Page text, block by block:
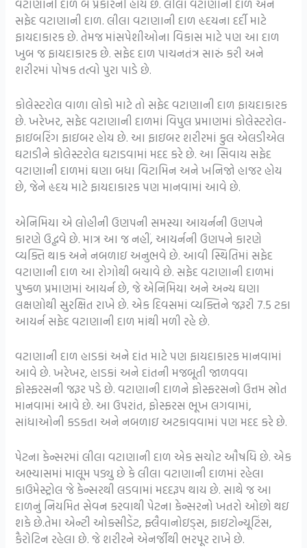
વટાણાની દાળ બે પ્રકારની હોય છે. લીલા વટાણાની દાળ અને
સફેદ વટાણાની દાળ. લીલા વટાણાની દાળ હૃદયના દર્દી માટે
ફાયદાકારક છે. તેમજ માંસપેશીઓના વિકાસ માટે પણ આ દાળ
ખુબ જ ફાયદાકારક છે. સફેદ દાળ પાચનતંત્ર સારું કરી અને
શરીરમાં પોષક તત્વો પુરા પાડે છે.
કોલેસ્ટરોલ વાળા લોકો માટે તો સફેદ વટાણાની દાળ ફાયદાકારક
છે. ખરેખર, સફેદ વટાણાની દાળમાં વિપુલ પ્રમાણમાં કોલેસ્ટરોલ-
ફાઇબરિંગ ફાઇબર હોય છે. આ ફાઇબર શરીરમાં કુલ એલડીએલ
ઘટાડીને કોલેસ્ટરોલ ઘટાડવામાં મદદ કરે છે. આ સિવાય સફેદ
વટાણાની દાળમાં ઘણા બધા વિટામિન અને ખનિજો હાજર હોય
છે, જેને હૃદય માટે ફાયદાકારક પણ માનવામાં આવે છે.
એનિમિયા એ લોહીની ઉણપની સમસ્યા આયર્નની ઉણપને
કારણે ઉદ્ભવે છે. માત્ર આ જ નહીં, આયર્નની ઉણપને કારણે
વ્યક્તિ થાક અને નબળાઇ અનુભવે છે. આવી સ્થિતિમાં સફેદ
વટાણાની દાળ આ રોગોથી બચાવે છે. સફેદ વટાણાની દાળમાં
પુષ્કળ પ્રમાણમાં આયર્ન છે, જે એનિમિયા અને અન્ય ઘણા
લક્ષણોથી સુરક્ષિત રાખે છે. એક દિવસમાં વ્યક્તિને જરૂરી 7.5 ટકા
આયર્ન સફેદ વટાણાની દાળ માંથી મળી રહે છે.
વટાણાની દાળ હાડકાં અને દાંત માટે પણ ફાયદાકારક માનવામાં
આવે છે. ખરેખર, હાડકાં અને દાંતની મજબૂતી જાળવવા
ફોસ્ફરસની જરૂર પડે છે. વટાણાની દાળને ફોસ્ફરસનો ઉત્તમ સ્રોત
માનવામાં આવે છે. આ ઉપરાંત, ફોસ્ફરસ ભૂખ લગવામાં,
સાંધાઓની કડકતા અને નબળાઇ અટકાવવામાં પણ મદદ કરે છે.
પેટના કેન્સરમાં લીલા વટાણાની દાળ એક સચોટ ઔષધિ છે. એક
અભ્યાસમાં માલૂમ પડ્યુ છે કે લીલા વટાણાની દાળમાં રહેલા
કાઉમેસ્ટ્રોલ જે કેન્સરથી લડવામાં મદદરૂપ થાય છે. સાથે જ આ
દાળનું નિયમિત સેવન કરવાથી પેટના કેન્સરનો ખતરો ઓછો થઇ
શકે છે.તેમા એન્ટી ઓક્સીડેંટ, ફ્લૈવાનોઇડ્સ, ફાઇટોન્યૂટિંસ,
કૈરોટિન રહેલા છે. જે શરીરને એનર્જીથી ભરપૂર રાખે છે.